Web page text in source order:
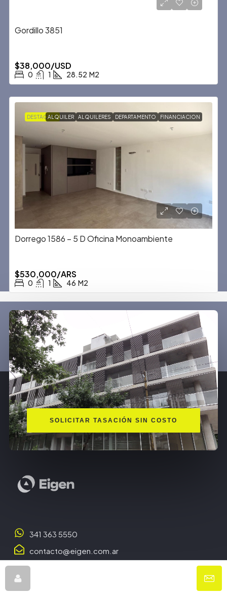
Gordillo 3851
$38,000/USD
0 1 28.52 M2
DESTACADAALQUILER ALQUILERES DEPARTAMENTO FINANCIACION
Dorrego 1586 – 5 D Oficina Monoambiente
$530,000/ARS
0 1 46 M2
SOLICITAR TASACIÓN SIN COSTO
341 363 5550
contacto@eigen.com.ar